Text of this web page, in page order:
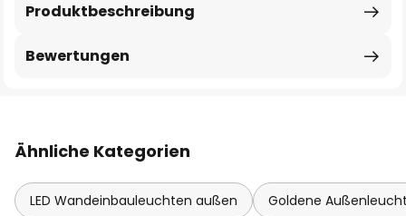
Produktbeschreibung
Bewertungen
Ähnliche Kategorien
LED Wandeinbauleuchten außen Goldene